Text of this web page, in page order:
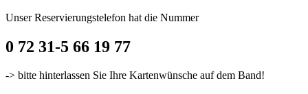
Unser Reservierungstelefon hat die Nummer
0 72 31-5 66 19 77
-> bitte hinterlassen Sie Ihre Kartenwünsche auf dem Band!